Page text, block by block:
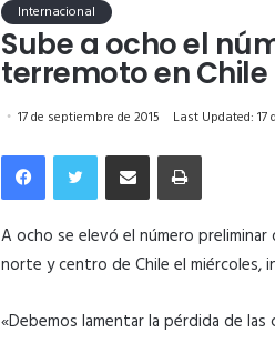
Internacional
Sube a ocho el
terremoto en Chile
17 de septiembre de 2015 Last Updated: 17
FacebookTwitter Compartir por correo electrónicoImprimir
A ocho se elevó el número
norte y centro de Chile el miércoles,
«Debemos lamentar la pérdida de